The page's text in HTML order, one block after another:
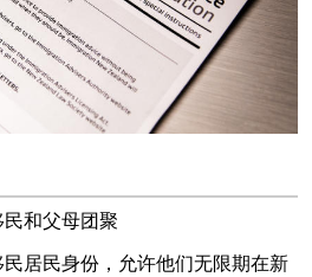
和父母团聚
居民身份，允许他们无限期在新